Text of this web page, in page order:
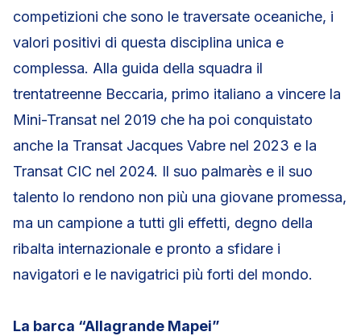
competizioni che sono le traversate oceaniche, i
valori positivi di questa disciplina unica e
complessa. Alla guida della squadra il
trentatreenne Beccaria, primo italiano a vincere la
Mini-Transat nel 2019 che ha poi conquistato
anche la Transat Jacques Vabre nel 2023 e la
Transat CIC nel 2024. Il suo palmarès e il suo
talento lo rendono non più una giovane promessa,
ma un campione a tutti gli effetti, degno della
ribalta internazionale e pronto a sfidare i
navigatori e le navigatrici più forti del mondo.
La barca “Allagrande Mapei”